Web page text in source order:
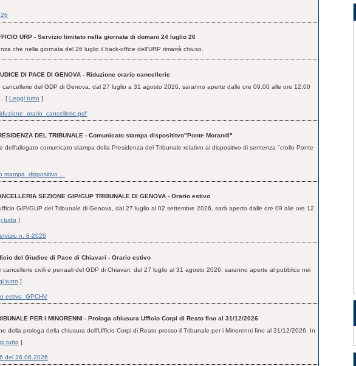
URP - Servizio limitato nella giornata di domani 24 luglio 26
che nella giornata del 26 luglio il back-office dell'URP rimarrà chiuso.
DI PACE DI GENOVA - Riduzione orario cancellerie
cancellerie del GDP di Genova, dal 27 luglio a 31 agosto 2026, saranno aperte dalle ore 09.00 alle ore 12.00
[ Leggi tutto ]
DEL TRIBUNALE - Comunicato stampa disposititvo"Ponte Morandi"
dell'allegato comunicato stampa della Presidenza del Tribunale relativo al dispositivo di sentenza "crollo Ponte
stampa_dispositivo ...
SEZIONE GIP/GUP TRIBUNALE DI GENOVA - Orario estivo
GIP/GUP del Tribunale di Genova, dal 27 luglio al 02 settembre 2026, sarà aperto dalle ore 09 alle ore 12
tutto ]
n. 8-2026
del Giudice di Pace di Chiavari - Orario estivo
cancellerie civili e penaali del GDP di Chiavari, dal 27 luglio al 31 agosto 2026, saranno aperte al pubblico nei
tutto ]
estivo_GPCHV
PER I MINORENNI - Prologa chiusura Ufficio Corpi di Reato fino al 31/12/2026
della prologa della chiusura dell'Ufficio Corpi di Reato presso il Tribunale per i Minorenni fino al 31/12/2026. In
tutto ]
del 26.06.2026